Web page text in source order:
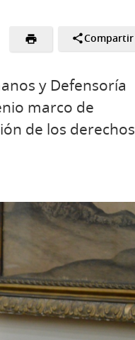
Compartir
y Defensoría
marco de
de los derechos